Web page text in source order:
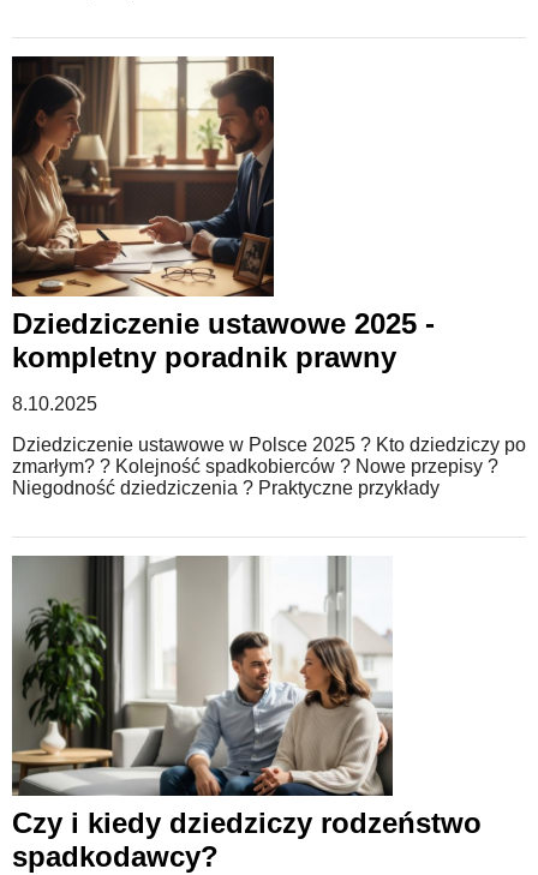
Dziedziczenie ustawowe 2025 -
kompletny poradnik prawny
8.10.2025
Dziedziczenie ustawowe w Polsce 2025 ? Kto dziedziczy po
zmarłym? ? Kolejność spadkobierców ? Nowe przepisy ?
Niegodność dziedziczenia ? Praktyczne przykłady
Czy i kiedy dziedziczy rodzeństwo
spadkodawcy?